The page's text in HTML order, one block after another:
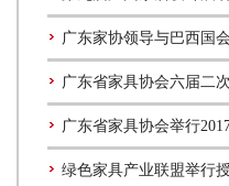
广东家协领导与巴西国
广东省家具协会六届二
广东省家具协会举行
绿色家具产业联盟举行